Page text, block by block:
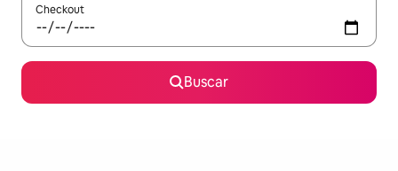
Checkout
Buscar